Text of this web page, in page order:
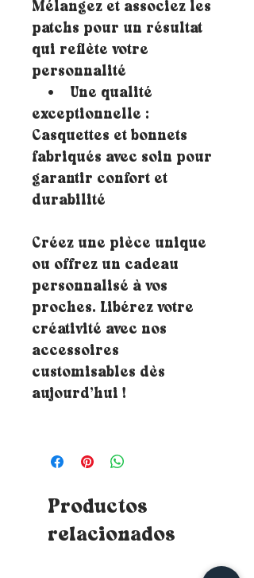
Mélangez et associez les
patchs pour un résultat
qui reflète votre
personnalité
• Une qualité
exceptionnelle :
Casquettes et bonnets
fabriqués avec soin pour
garantir confort et
durabilité
Créez une pièce unique
ou offrez un cadeau
personnalisé à vos
proches. Libérez votre
créativité avec nos
accessoires
customisables dès
aujourd’hui !
Productos
relacionados